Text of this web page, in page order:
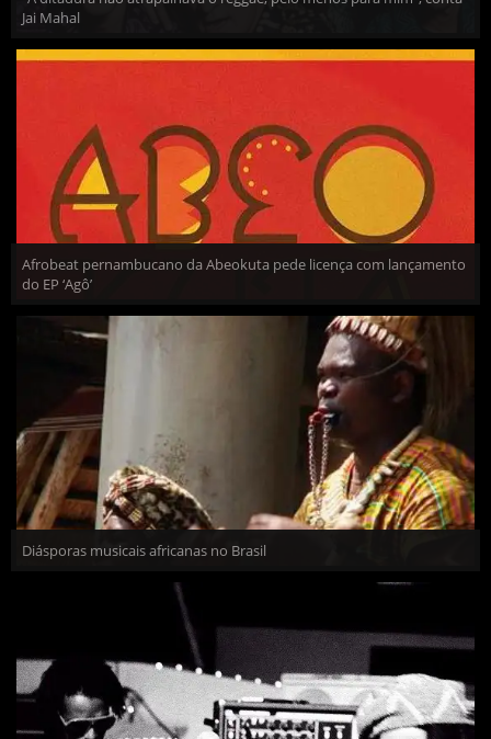
Jai Mahal
Afrobeat pernambucano da Abeokuta pede licença com lançamento
do EP ‘Agô’
Diásporas musicais africanas no Brasil